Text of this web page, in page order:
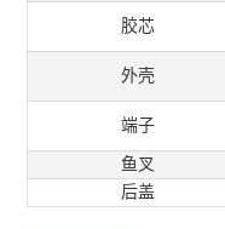
胶芯
外壳
端子
鱼叉
后盖